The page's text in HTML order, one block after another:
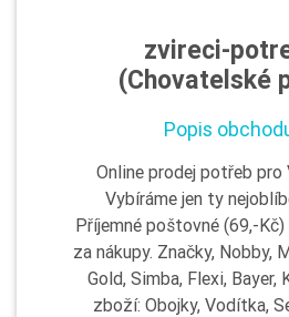
zvireci-
(Chovatelské
Popis
Online prodej potřeb pro
Vybíráme jen ty
Příjemné poštovné (69,-
za nákupy. Značky, Nobby,
Gold, Simba, Flexi, Bayer,
zboží: Obojky, Vodítka,